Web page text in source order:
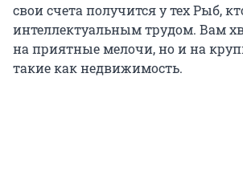
свои счета получится у тех Рыб,
интеллектуальным трудом. Вам
на приятные мелочи, но и на
такие как недвижимость.